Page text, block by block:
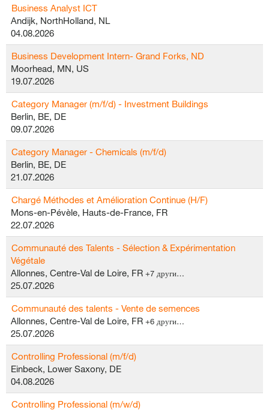
Business Analyst ICT
Andijk, NorthHolland, NL
04.08.2026
Business Development Intern- Grand Forks, ND
Moorhead, MN, US
19.07.2026
Category Manager (m/f/d) - Investment Buildings
Berlin, BE, DE
09.07.2026
Category Manager - Chemicals (m/f/d)
Berlin, BE, DE
21.07.2026
Chargé Méthodes et Amélioration Continue (H/F)
Mons-en-Pévèle, Hauts-de-France, FR
22.07.2026
Communauté des Talents - Sélection & Expérimentation
Végétale
Allonnes, Centre-Val de Loire, FR +7 други…
25.07.2026
Communauté des talents - Vente de semences
Allonnes, Centre-Val de Loire, FR +6 други…
25.07.2026
Controlling Professional (m/f/d)
Einbeck, Lower Saxony, DE
04.08.2026
Controlling Professional (m/w/d)